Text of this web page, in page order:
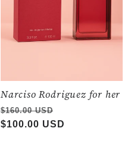
Narciso Rodriguez for her
Regular
price
$160.00 USD
price
$100.00 USD